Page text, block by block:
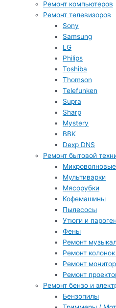
Ремонт компьютеров
Ремонт телевизоров
Sony
Samsung
LG
Philips
Toshiba
Thomson
Telefunken
Supra
Sharp
Mystery
BBK
Dexp DNS
Ремонт бытовой
Мультиварки
Мясорубки
Кофемашины
Пылесосы
Утюги и
Фены
Ремонт
Ремонт
Ремонт
Ремонт
Ремонт бензо и
Бензопилы